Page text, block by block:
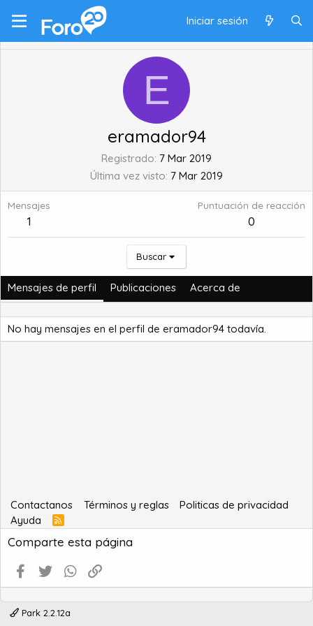
Iniciar sesión
E
eramador94
Registrado 7 Mar 2019
Última vez visto 7 Mar 2019
Mensajes
1
Puntuación de reacción
0
Buscar
Mensajes de perfil Publicaciones Acerca de
No hay mensajes en el perfil de eramador94 todavía.
Contactanos Términos y reglas
Politicas de privacidad
Ayuda
R
S
S
Comparte esta página
Facebook
Twitter WhatsApp
Park 2.2.12a